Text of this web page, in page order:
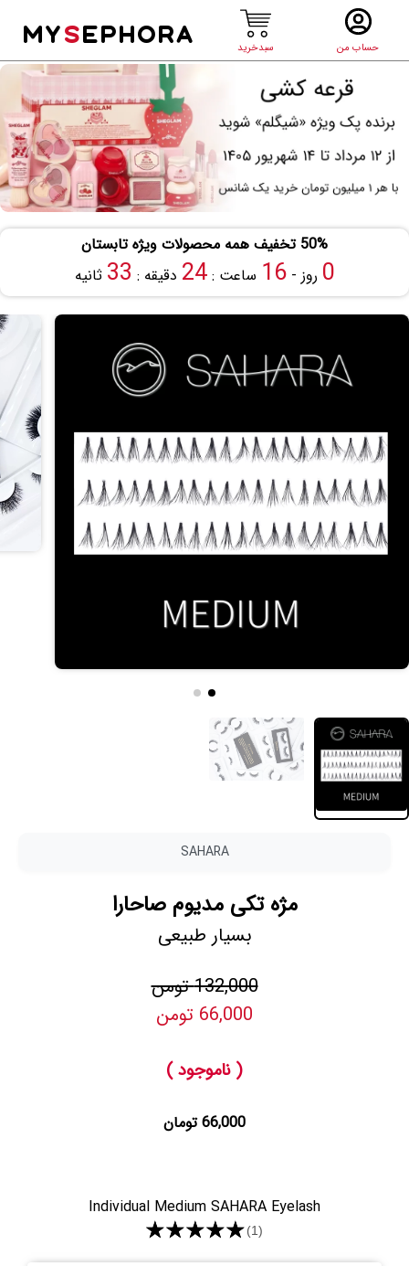
حساب من سبدخرید
MYSEPHORA
50% تخفیف همه محصولات ویژه تابستان
0 روز -16 ساعت :24 دقیقه : 33 ثانیه
SAHARA
مژه تکی مدیوم صاحارا
بسیار طبیعی
132,000 تومن
66,000 تومن
( ناموجود )
66,000 تومان
Individual Medium SAHARA Eyelash
★★★★★(1)